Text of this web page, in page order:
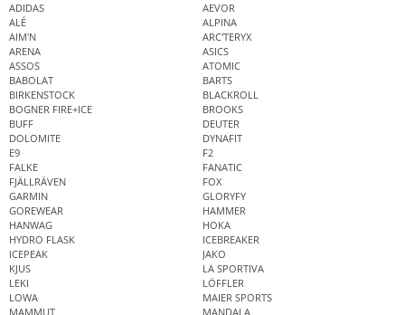
ADIDAS
AEVOR
ALÉ
ALPINA
AIM'N
ARC'TERYX
ARENA
ASICS
ASSOS
ATOMIC
BABOLAT
BARTS
BIRKENSTOCK
BLACKROLL
BOGNER FIRE+ICE
BROOKS
BUFF
DEUTER
DOLOMITE
DYNAFIT
E9
F2
FALKE
FANATIC
FJÄLLRÄVEN
FOX
GARMIN
GLORYFY
GOREWEAR
HAMMER
HANWAG
HOKA
HYDRO FLASK
ICEBREAKER
ICEPEAK
JAKO
KJUS
LA SPORTIVA
LEKI
LÖFFLER
LOWA
MAIER SPORTS
MAMMUT
MANDALA